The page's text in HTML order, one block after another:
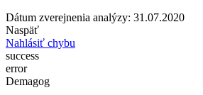
Dátum zverejnenia analýzy: 31.07.2020
Naspäť
Nahlásiť chybu
success
error
Demagog